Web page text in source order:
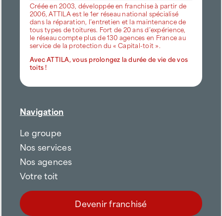
Créée en 2003, développée en franchise à partir de
2006, ATTILA est le 1er réseau national spécialisé
dans la réparation, l’entretien et la maintenance de
tous types de toitures. Fort de 20 ans d’expérience,
le réseau compte plus de 130 agences en France au
service de la protection du « Capital-toit ».
Avec ATTILA, vous prolongez la durée de vie de vos
toits !
Navigation
Le groupe
Nos services
Nos agences
Votre toit
Devenir franchisé